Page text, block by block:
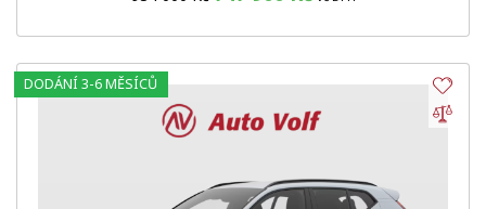
DODÁNÍ 3-6 MĚSÍCŮ